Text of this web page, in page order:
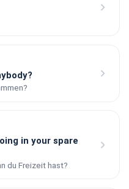
chevron_right
chevron_right
in your spare
du Freizeit hast?
chevron_right